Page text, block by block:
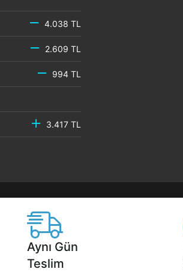
4.038 TL
2.609 TL
994 TL
3.417 TL
Aynı Gün
Teslim